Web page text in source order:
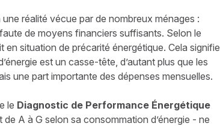
une réalité vécue par de nombreux ménages :
de moyens financiers suffisants. Selon le
situation de précarité énergétique. Cela signifie
est un casse-tête, d’autant plus que les
une part importante des dépenses mensuelles.
le Diagnostic de Performance Énergétique
A à G selon sa consommation d’énergie - ne